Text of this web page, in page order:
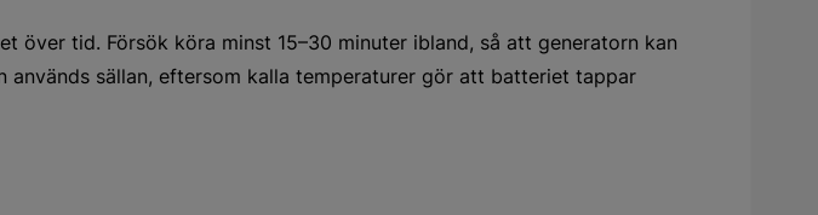
tid. Försök köra minst 15–30 minuter ibland, så att generatorn kan
sällan, eftersom kalla temperaturer gör att batteriet tappar